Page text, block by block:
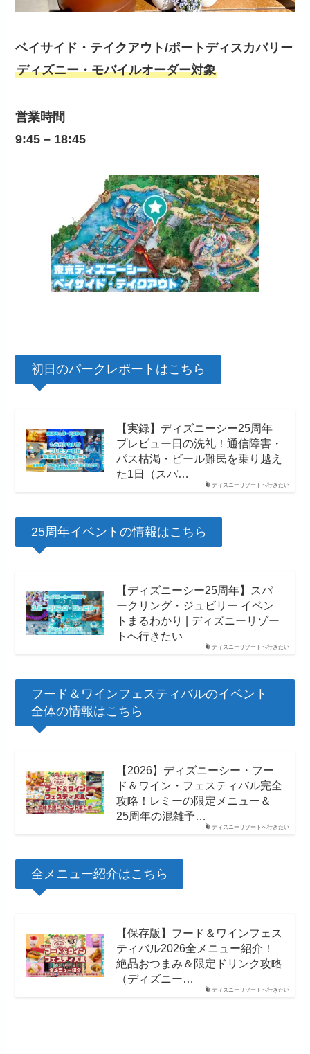
ベイサイド・テイクアウト/ポートディスカバリー
ディズニー・モバイルオーダー対象
営業時間
9:45 – 18:45
初日のパークレポートはこちら
ディズニーリゾートへ行きたい
【実録】ディズニーシー25周年
プレビュー日の洗礼！通信障害・
パス枯渇・ビール難民を乗り越え
た1日（スパ…
25周年イベントの情報はこちら
ディズニーリゾートへ行きたい
【ディズニーシー25周年】スパ
ークリング・ジュビリー イベン
トまるわかり | ディズニーリゾー
トへ行きたい
フード＆ワインフェスティバルのイベント
全体の情報はこちら
ディズニーリゾートへ行きたい
【2026】ディズニーシー・フー
ド＆ワイン・フェスティバル完全
攻略！レミーの限定メニュー＆
25周年の混雑予…
全メニュー紹介はこちら
ディズニーリゾートへ行きたい
【保存版】フード＆ワインフェス
ティバル2026全メニュー紹介！
絶品おつまみ＆限定ドリンク攻略
（ディズニー…